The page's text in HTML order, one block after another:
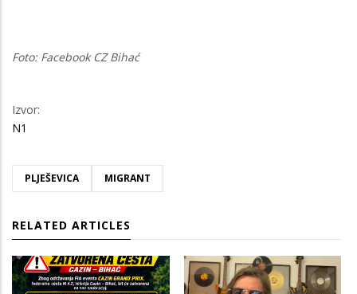
Foto: Facebook CZ Bihać
Izvor:
N1
PLJEŠEVICA MIGRANT
RELATED ARTICLES